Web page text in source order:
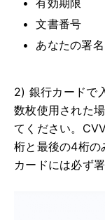
有効期限
文書番号
あなたの署名
2) 銀行カードで
数枚使用された
てください。
桁と最後の4桁の
カードには必ず